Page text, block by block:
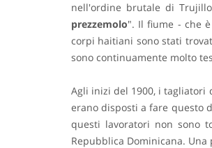
nell'ordine brutale di
prezzemolo". Il fiume - che
corpi haitiani sono stati
sono continuamente molto
Agli inizi del 1900, i tagliatori
erano disposti a fare questo
questi lavoratori non sono
Repubblica Dominicana.